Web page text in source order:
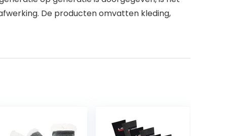
De producten omvatten kleding,